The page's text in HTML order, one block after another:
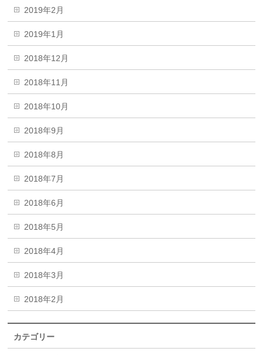
2019年2月
2019年1月
2018年12月
2018年11月
2018年10月
2018年9月
2018年8月
2018年7月
2018年6月
2018年5月
2018年4月
2018年3月
2018年2月
カテゴリー